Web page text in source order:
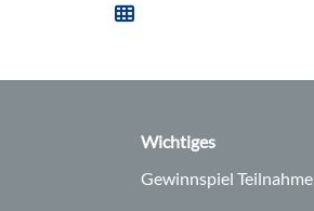
Wichtiges
Gewinnspiel Teilnahme